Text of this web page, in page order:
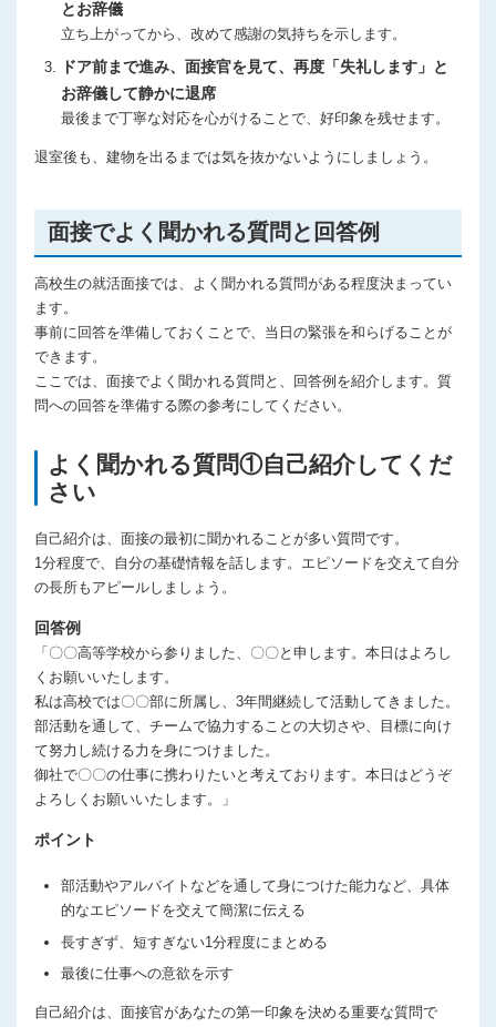
とお辞儀
立ち上がってから、改めて感謝の気持ちを示します。
ドア前まで進み、面接官を見て、再度「失礼します」と
お辞儀して静かに退席
最後まで丁寧な対応を心がけることで、好印象を残せます。
退室後も、建物を出るまでは気を抜かないようにしましょう。
面接でよく聞かれる質問と回答例
高校生の就活面接では、よく聞かれる質問がある程度決まってい
ます。
事前に回答を準備しておくことで、当日の緊張を和らげることが
できます。
ここでは、面接でよく聞かれる質問と、回答例を紹介します。質
問への回答を準備する際の参考にしてください。
よく聞かれる質問①自己紹介してくだ
さい
自己紹介は、面接の最初に聞かれることが多い質問です。
1分程度で、自分の基礎情報を話します。エピソードを交えて自分
の長所もアピールしましょう。
回答例
「〇〇高等学校から参りました、〇〇と申します。本日はよろし
くお願いいたします。
私は高校では〇〇部に所属し、3年間継続して活動してきました。
部活動を通して、チームで協力することの大切さや、目標に向け
て努力し続ける力を身につけました。
御社で〇〇の仕事に携わりたいと考えております。本日はどうぞ
よろしくお願いいたします。」
ポイント
部活動やアルバイトなどを通して身につけた能力など、具体
的なエピソードを交えて簡潔に伝える
長すぎず、短すぎない1分程度にまとめる
最後に仕事への意欲を示す
自己紹介は、面接官があなたの第一印象を決める重要な質問で